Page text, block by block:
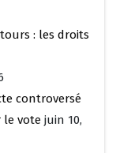
: les droits
controversé
le vote juin 10,